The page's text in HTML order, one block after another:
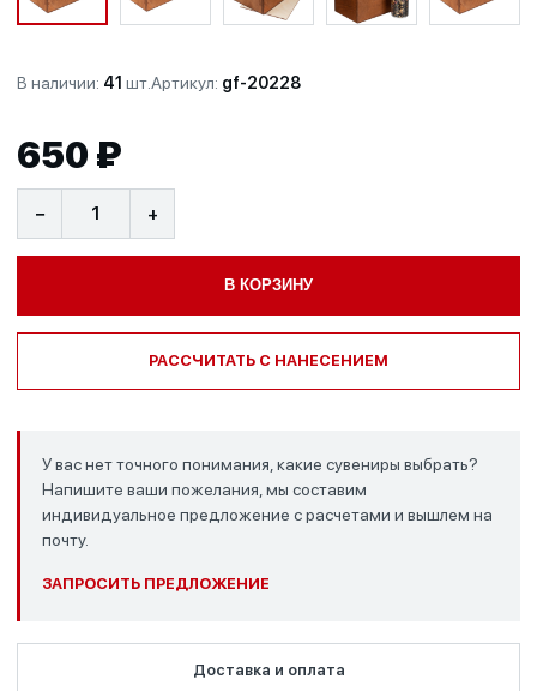
В наличии: 41 шт.Артикул: gf-20228
650 ₽
− +
В КОРЗИНУ
РАССЧИТАТЬ С НАНЕСЕНИЕМ
У вас нет точного понимания, какие сувениры выбрать?
Напишите ваши пожелания, мы составим
индивидуальное предложение с расчетами и вышлем на
почту.
ЗАПРОСИТЬ ПРЕДЛОЖЕНИЕ
Доставка и оплата